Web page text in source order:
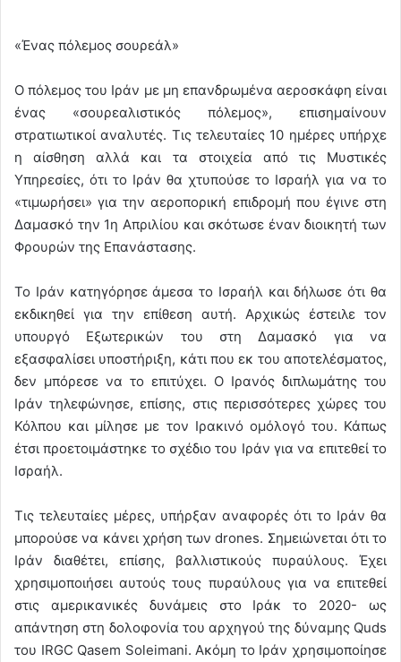
«Ένας πόλεμος σουρεάλ»
Ο πόλεμος του Ιράν με μη επανδρωμένα αεροσκάφη είναι
ένας «σουρεαλιστικός πόλεμος», επισημαίνουν
στρατιωτικοί αναλυτές. Τις τελευταίες 10 ημέρες υπήρχε
η αίσθηση αλλά και τα στοιχεία από τις Μυστικές
Υπηρεσίες, ότι το Ιράν θα χτυπούσε το Ισραήλ για να το
«τιμωρήσει» για την αεροπορική επιδρομή που έγινε στη
Δαμασκό την 1η Απριλίου και σκότωσε έναν διοικητή των
Φρουρών της Επανάστασης.
Το Ιράν κατηγόρησε άμεσα το Ισραήλ και δήλωσε ότι θα
εκδικηθεί για την επίθεση αυτή. Αρχικώς έστειλε τον
υπουργό Εξωτερικών του στη Δαμασκό για να
εξασφαλίσει υποστήριξη, κάτι που εκ του αποτελέσματος,
δεν μπόρεσε να το επιτύχει. Ο Ιρανός διπλωμάτης του
Ιράν τηλεφώνησε, επίσης, στις περισσότερες χώρες του
Κόλπου και μίλησε με τον Ιρακινό ομόλογό του. Κάπως
έτσι προετοιμάστηκε το σχέδιο του Ιράν για να επιτεθεί το
Ισραήλ.
Τις τελευταίες μέρες, υπήρξαν αναφορές ότι το Ιράν θα
μπορούσε να κάνει χρήση των drones. Σημειώνεται ότι το
Ιράν διαθέτει, επίσης, βαλλιστικούς πυραύλους. Έχει
χρησιμοποιήσει αυτούς τους πυραύλους για να επιτεθεί
στις αμερικανικές δυνάμεις στο Ιράκ το 2020- ως
απάντηση στη δολοφονία του αρχηγού της δύναμης Quds
του IRGC Qasem Soleimani. Ακόμη το Ιράν χρησιμοποίησε